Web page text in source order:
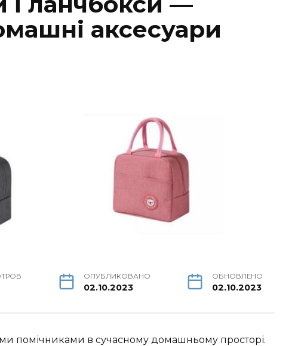
аксесуари
ОПУБЛИКОВАНО
02.10.2023
ОБНОВЛЕНО
02.10.2023
помічниками в сучасному домашньому просторі.